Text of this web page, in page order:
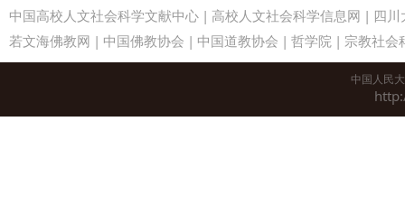
中国高校人文社会科学文献中心 | 高校人文社会科学信息网 | 四
若文海佛教网 | 中国佛教协会 | 中国道教协会 | 哲学院 | 宗教社会
中国人民